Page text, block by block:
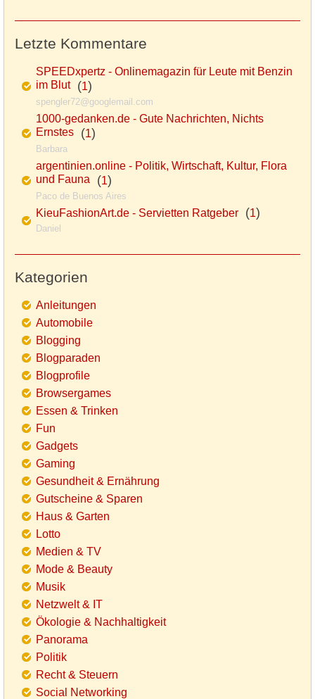
Letzte Kommentare
SPEEDxpertz - Onlinemagazin für Leute mit Benzin
im Blut(1)
spengler72@googlemail.com
1000-gedanken.de - Gute Nachrichten, Nichts
Ernstes (1)
Barbara
argentinien.online - Politik, Wirtschaft, Kultur, Flora
und Fauna (1)
Paco de Buenos Aires
KieuFashionArt.de - Servietten Ratgeber (1)
Daniel
Kategorien
Anleitungen
Automobile
Blogging
Blogparaden
Blogprofile
Browsergames
Essen & Trinken
Fun
Gadgets
Gaming
Gesundheit & Ernährung
Gutscheine & Sparen
Haus & Garten
Lotto
Medien & TV
Mode & Beauty
Musik
Netzwelt & IT
Ökologie & Nachhaltigkeit
Panorama
Politik
Recht & Steuern
Social Networking